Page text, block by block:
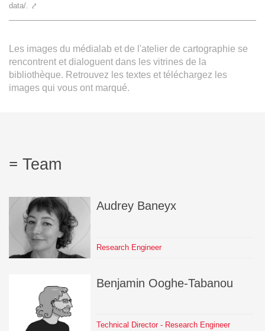
The médialab
FR|EN
data/.
⤤
Les images du médialab et de l'atelier de cartographie se
rencontrent et dialoguent dans les vitrines de la
bibliothèque. Retrouvez les textes et téléchargez les
images qui vous ont marqué.
Team
Audrey Baneyx
Research Engineer
Benjamin Ooghe-Tabanou
Technical Director - Research Engineer